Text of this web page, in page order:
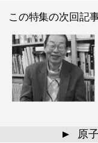
この特集の次回記
▲ 原